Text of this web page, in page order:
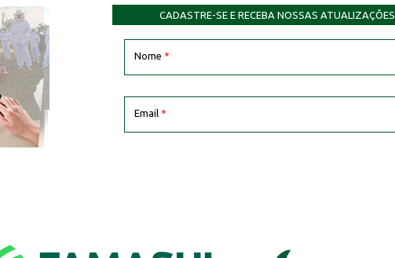
CADASTRE-SE E RECEBA NOSSAS
Nome *
Email *